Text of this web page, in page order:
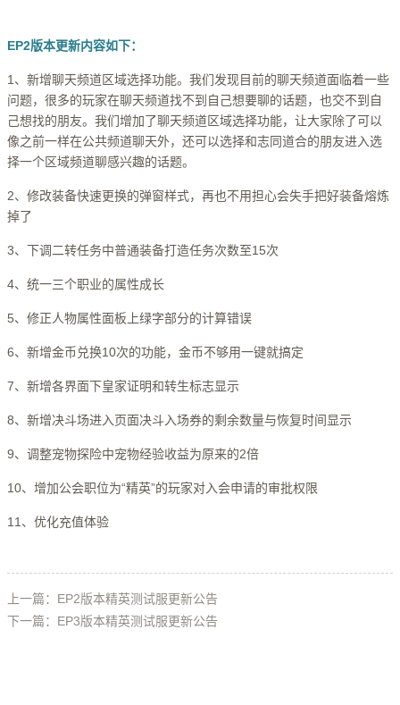
EP2版本更新内容如下：
1、新增聊天频道区域选择功能。我们发现目前的聊天频道面临着一些
问题，很多的玩家在聊天频道找不到自己想要聊的话题，也交不到自
己想找的朋友。我们增加了聊天频道区域选择功能，让大家除了可以
像之前一样在公共频道聊天外，还可以选择和志同道合的朋友进入选
择一个区域频道聊感兴趣的话题。
2、修改装备快速更换的弹窗样式，再也不用担心会失手把好装备熔炼
掉了
3、下调二转任务中普通装备打造任务次数至15次
4、统一三个职业的属性成长
5、修正人物属性面板上绿字部分的计算错误
6、新增金币兑换10次的功能，金币不够用一键就搞定
7、新增各界面下皇家证明和转生标志显示
8、新增决斗场进入页面决斗入场券的剩余数量与恢复时间显示
9、调整宠物探险中宠物经验收益为原来的2倍
10、增加公会职位为“精英”的玩家对入会申请的审批权限
11、优化充值体验
上一篇：EP2版本精英测试服更新公告
下一篇：EP3版本精英测试服更新公告